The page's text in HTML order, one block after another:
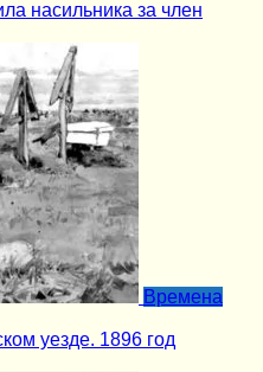
насильника за член
Времена
уезде. 1896 год